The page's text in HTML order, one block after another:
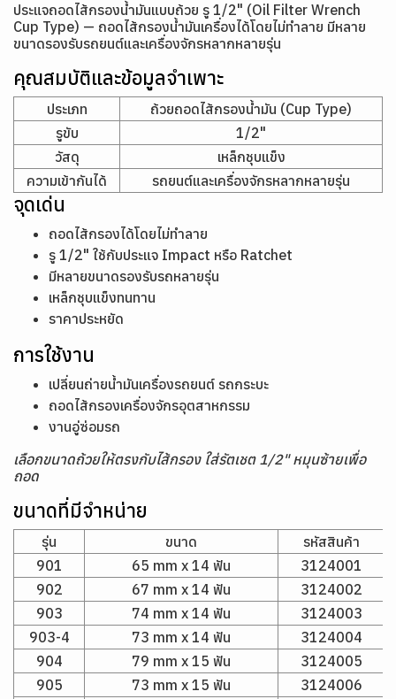
ประแจถอดไส้กรองน้ำมันแบบถ้วย รู 1/2" (Oil Filter Wrench
Cup Type) — ถอดไส้กรองน้ำมันเครื่องได้โดยไม่ทำลาย มีหลาย
ขนาดรองรับรถยนต์และเครื่องจักรหลากหลายรุ่น
คุณสมบัติและข้อมูลจำเพาะ
ประเภท
ถ้วยถอดไส้กรองน้ำมัน (Cup Type)
รูขับ
1/2"
วัสดุ
เหล็กชุบแข็ง
ความเข้ากันได้
รถยนต์และเครื่องจักรหลากหลายรุ่น
จุดเด่น
ถอดไส้กรองได้โดยไม่ทำลาย
รู 1/2" ใช้กับประแจ Impact หรือ Ratchet
มีหลายขนาดรองรับรถหลายรุ่น
เหล็กชุบแข็งทนทาน
ราคาประหยัด
การใช้งาน
เปลี่ยนถ่ายน้ำมันเครื่องรถยนต์ รถกระบะ
ถอดไส้กรองเครื่องจักรอุตสาหกรรม
งานอู่ซ่อมรถ
เลือกขนาดถ้วยให้ตรงกับไส้กรอง ใส่รัตเชต 1/2" หมุนซ้ายเพื่อ
ถอด
ขนาดที่มีจำหน่าย
รุ่น ขนาด
รหัสสินค้า
901
65 mm x 14 ฟัน
3124001
902
67 mm x 14 ฟัน
3124002
903
74 mm x 14 ฟัน
3124003
903-4
73 mm x 14 ฟัน
3124004
904
79 mm x 15 ฟัน
3124005
905
73 mm x 15 ฟัน
3124006